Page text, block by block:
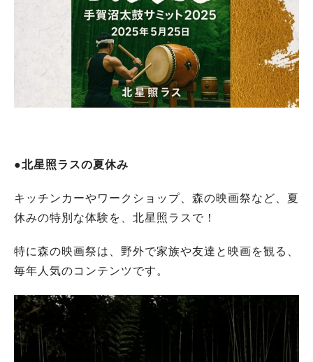
●北星照ラスの夏休み
キッチンカーやワークショップ、森の映画祭など、夏
休みの特別な体験を、北星照ラスで！
特に森の映画祭は、野外で家族や友達と映画を観る、
毎年人気のコンテンツです。